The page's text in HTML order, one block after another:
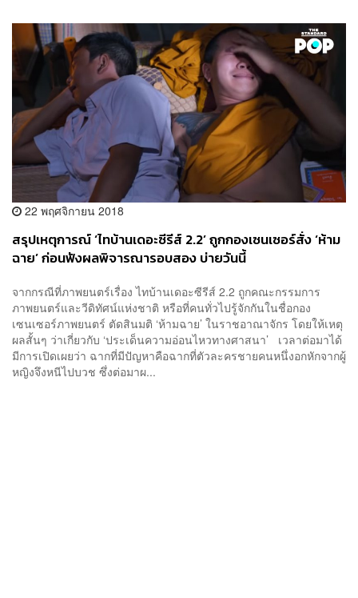
22 พฤศจิกายน 2018
สรุปเหตุการณ์ ‘ไทบ้านเดอะซีรีส์ 2.2’ ถูกกองเซนเซอร์สั่ง ‘ห้าม
ฉาย’ ก่อนฟังผลพิจารณารอบสอง บ่ายวันนี้
จากกรณีที่ภาพยนตร์เรื่อง ไทบ้านเดอะซีรีส์ 2.2 ถูกคณะกรรมการ
ภาพยนตร์และวีดิทัศน์แห่งชาติ หรือที่คนทั่วไปรู้จักกันในชื่อกอง
เซนเซอร์ภาพยนตร์ ตัดสินมติ ‘ห้ามฉาย’ ในราชอาณาจักร โดยให้เหตุ
ผลสั้นๆ ว่าเกี่ยวกับ ‘ประเด็นความอ่อนไหวทางศาสนา’ เวลาต่อมาได้
มีการเปิดเผยว่า ฉากที่มีปัญหาคือฉากที่ตัวละครชายคนหนึ่งอกหักจากผู้
หญิงจึงหนีไปบวช ซึ่งต่อมาผ...